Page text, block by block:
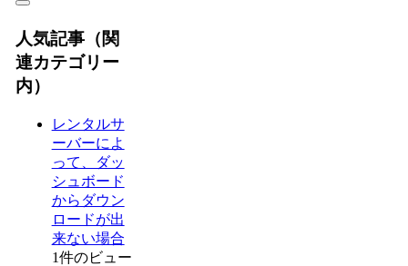
人気記事（関
連カテゴリー
内）
レンタルサ
ーバーによ
って、ダッ
シュボード
からダウン
ロードが出
来ない場合
1件のビュー